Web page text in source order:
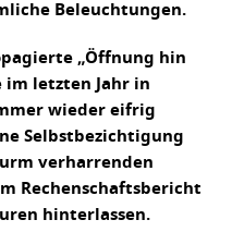
Beleuchtungen.
„Öffnung hin
im letzten Jahr in
wieder eifrig
Selbstbezichtigung
verharrenden
Rechenschaftsbericht
hinterlassen.